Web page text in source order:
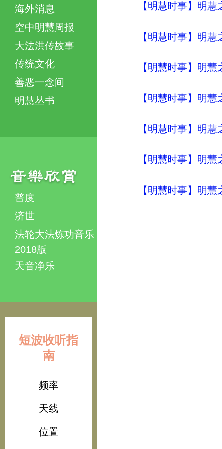
海外消息
空中明慧周报
大法洪传故事
传统文化
善恶一念间
明慧丛书
普度
济世
法轮大法炼功音乐
2018版
天音净乐
短波收听指
南
频率
天线
位置
【明慧时事】明
【明慧时事】明
【明慧时事】明
【明慧时事】明
【明慧时事】明
【明慧时事】明
【明慧时事】明